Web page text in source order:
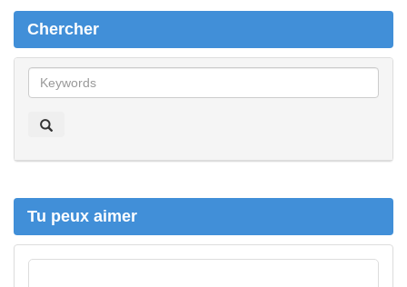
Chercher
h
h
r
Tu peux aimer